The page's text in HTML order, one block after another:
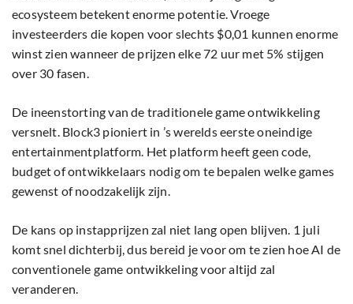
ecosysteem betekent enorme potentie. Vroege
investeerders die kopen voor slechts $0,01 kunnen enorme
winst zien wanneer de prijzen elke 72 uur met 5% stijgen
over 30 fasen.
De ineenstorting van de traditionele game ontwikkeling
versnelt. Block3 pioniert in ’s werelds eerste oneindige
entertainmentplatform. Het platform heeft geen code,
budget of ontwikkelaars nodig om te bepalen welke games
gewenst of noodzakelijk zijn.
De kans op instapprijzen zal niet lang open blijven. 1 juli
komt snel dichterbij, dus bereid je voor om te zien hoe AI de
conventionele game ontwikkeling voor altijd zal
veranderen.